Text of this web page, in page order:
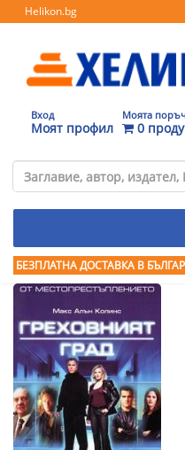
Helikon.bg
Вход
Моят профил
Моята
0
БЕЗПЛАТНА ДОСТАВКА В